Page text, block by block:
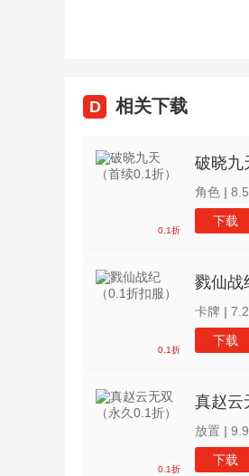
D 相关下载
0.1折
角色 | 8.5
下载
0.1折
卡牌 | 7.2
下载
0.1折
放置 | 9.9
下载